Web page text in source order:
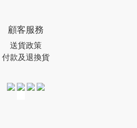
顧客服務
送貨政策
付款及退換貨